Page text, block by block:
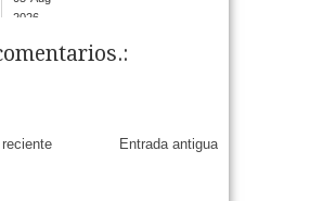
2026
Entrada antigua